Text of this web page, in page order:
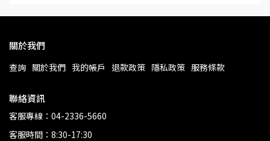
關於我們
查詢 關於我們 我的帳戶 退款政策 隱私政策 服務條款
聯絡資訊
客服專線：04-2336-5660
客服時間：8:30-17:30